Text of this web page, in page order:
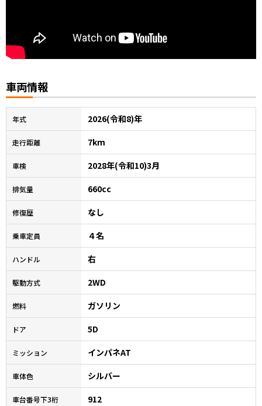
車両情報
年式 2026(令和8)年
走行距離 7km
車検 2028年(令和10)3月
排気量 660cc
修復歴 なし
乗車定員 ４名
ハンドル 右
駆動方式 2WD
燃料 ガソリン
ドア 5D
ミッション インパネAT
車体色 シルバー
車台番号下3桁 912